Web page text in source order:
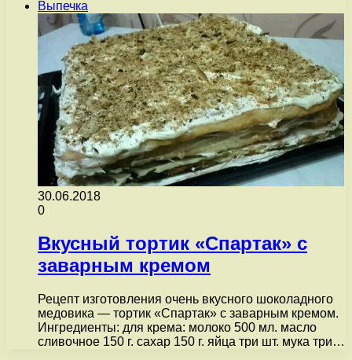
Выпечка
30.06.2018
0
Вкусный тортик «Спартак» с
заварным кремом
Рецепт изготовления очень вкусного шоколадного
медовика — тортик «Спартак» с заварным кремом.
Ингредиенты: для крема: молоко 500 мл. масло
сливочное 150 г. сахар 150 г. яйца три шт. мука три…